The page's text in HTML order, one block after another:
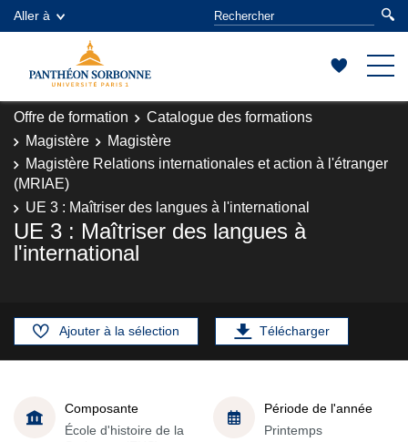
Aller à
Offre de formation
Catalogue des formations
Magistère
Magistère
Magistère Relations internationales et action à l'étranger
(MRIAE)
UE 3 : Maîtriser des langues à l'international
UE 3 : Maîtriser des langues à
l'international
Ajouter à la sélection Télécharger
Composante
École d'histoire de la
Période de l'année
Printemps